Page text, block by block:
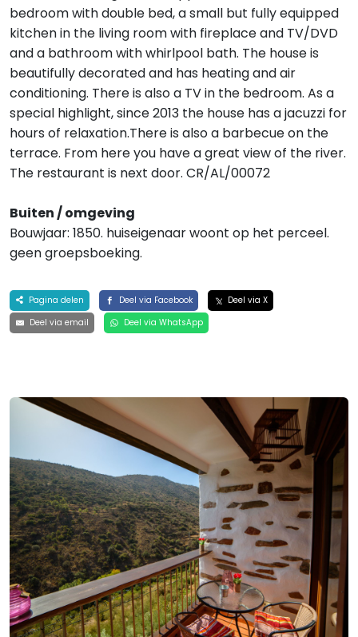
bedroom with double bed, a small but fully equipped
kitchen in the living room with fireplace and TV/DVD
and a bathroom with whirlpool bath. The house is
beautifully decorated and has heating and air
conditioning. There is also a TV in the bedroom. As a
special highlight, since 2013 the house has a jacuzzi for
hours of relaxation.There is also a barbecue on the
terrace. From here you have a great view of the river.
The restaurant is next door. CR/AL/00072
Buiten / omgeving
Bouwjaar: 1850. huiseigenaar woont op het perceel.
geen groepsboeking.
Pagina delen Deel via Facebook
Deel via X
Deel via email
Deel via WhatsApp